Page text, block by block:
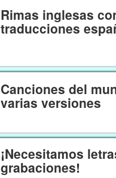
Rimas inglesas
traducciones
Canciones del
varias versiones
¡Necesitamos
grabaciones!